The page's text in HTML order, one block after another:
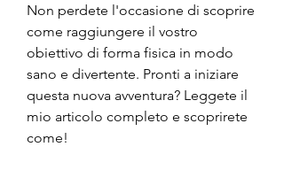
Non perdete l'occasione di scoprire
come raggiungere il vostro
obiettivo di forma fisica in modo
sano e divertente. Pronti a iniziare
questa nuova avventura? Leggete il
mio articolo completo e scoprirete
come!